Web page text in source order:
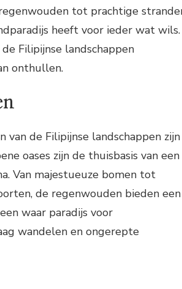
tot prachtige
heeft voor ieder wat wils.
Filipijnse landschappen
onthullen.
van de Filipijnse landschappen zijn
oases zijn de thuisbasis van een
Van majestueuze bomen tot
de regenwouden bieden een
waar paradijs voor
wandelen en ongerepte